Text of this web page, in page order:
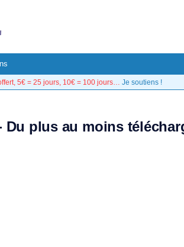
5€ = 25 jours, 10€ = 100 jours… Je soutiens !
plus au moins